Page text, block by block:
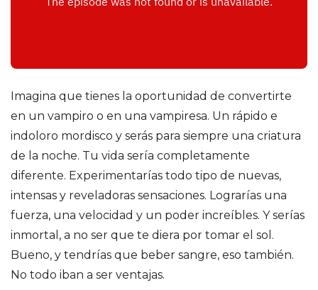
í
g
u
e
z
d
e
Imagina que tienes la oportunidad de convertirte
en un vampiro o en una vampiresa. Un rápido e
indoloro mordisco y serás para siempre una criatura
de la noche. Tu vida sería completamente
diferente. Experimentarías todo tipo de nuevas,
intensas y reveladoras sensaciones. Lograrías una
fuerza, una velocidad y un poder increíbles. Y serías
inmortal, a no ser que te diera por tomar el sol.
Bueno, y tendrías que beber sangre, eso también.
No todo iban a ser ventajas.